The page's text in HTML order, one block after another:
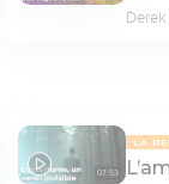
Derek
07:53
LA